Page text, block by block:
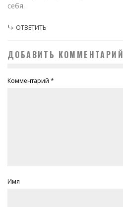
себя.
ОТВЕТИТЬ
ДОБАВИТЬ КОММЕНТАРИЙ
Комментарий *
Имя